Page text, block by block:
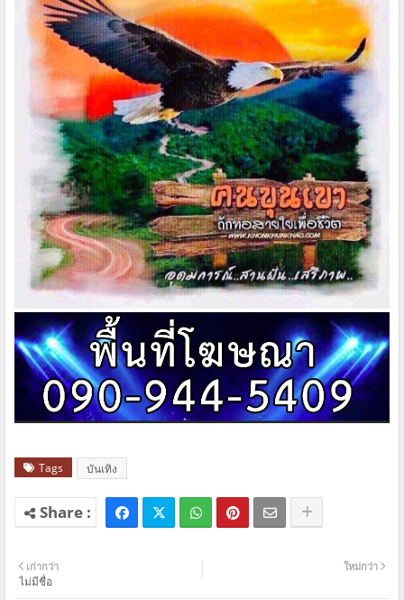
Tags บันเทิง
ใหม่กว่า
เก่ากว่า
ไม่มีชื่อ